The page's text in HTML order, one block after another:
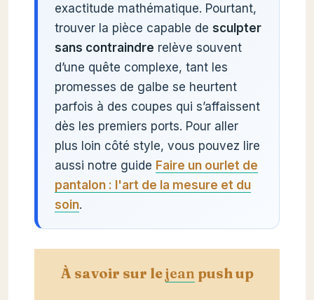
exactitude mathématique. Pourtant,
trouver la pièce capable de sculpter
sans contraindre relève souvent
d’une quête complexe, tant les
promesses de galbe se heurtent
parfois à des coupes qui s’affaissent
dès les premiers ports. Pour aller
plus loin côté style, vous pouvez lire
aussi notre guide Faire un ourlet de
pantalon : l'art de la mesure et du
soin.
À savoir sur lejean push up